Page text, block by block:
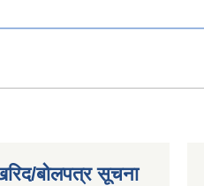
बोलपत्र सूचना